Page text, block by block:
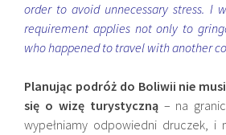
order to avoid unnecessary stress. I
requirement applies not only to
who happened to travel with another
Planując podróż do Boliwii nie
się o wizę turystyczną– na
wypełniamy odpowiedni druczek, i